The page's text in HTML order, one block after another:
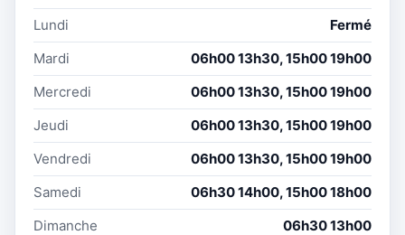
Lundi
Fermé
Mardi
06h00 13h30, 15h00 19h00
Mercredi
06h00 13h30, 15h00 19h00
Jeudi
06h00 13h30, 15h00 19h00
Vendredi
06h00 13h30, 15h00 19h00
Samedi
06h30 14h00, 15h00 18h00
Dimanche
06h30 13h00